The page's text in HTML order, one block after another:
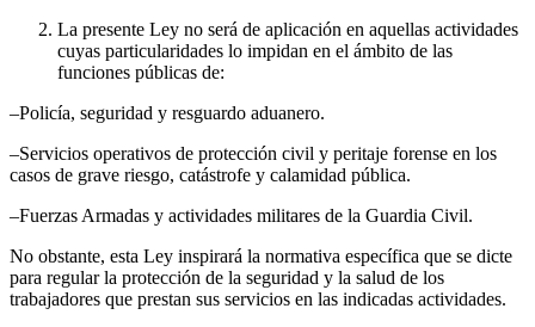
La presente Ley no será de aplicación en aquellas actividades
cuyas particularidades lo impidan en el ámbito de las
funciones públicas de:
–Policía, seguridad y resguardo aduanero.
–Servicios operativos de protección civil y peritaje forense en los
casos de grave riesgo, catástrofe y calamidad pública.
–Fuerzas Armadas y actividades militares de la Guardia Civil.
No obstante, esta Ley inspirará la normativa específica que se dicte
para regular la protección de la seguridad y la salud de los
trabajadores que prestan sus servicios en las indicadas actividades.